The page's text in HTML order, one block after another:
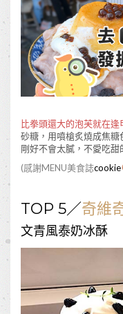
比拳頭還大的泡芙就在逢
砂糖，用噴槍炙燒成焦
剛好不會太膩，不愛吃甜
(感謝MENU美食誌cookie
TOP 5／奇維
文青風泰奶冰酥